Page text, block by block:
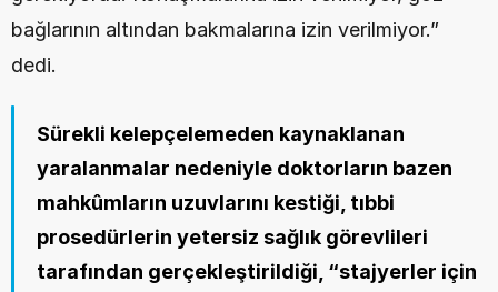
bağlarının altından bakmalarına izin verilmiyor.”
dedi.
Sürekli kelepçelemeden kaynaklanan
yaralanmalar nedeniyle doktorların bazen
mahkûmların uzuvlarını kestiği, tıbbi
prosedürlerin yetersiz sağlık görevlileri
tarafından gerçekleştirildiği, “stajyerler için